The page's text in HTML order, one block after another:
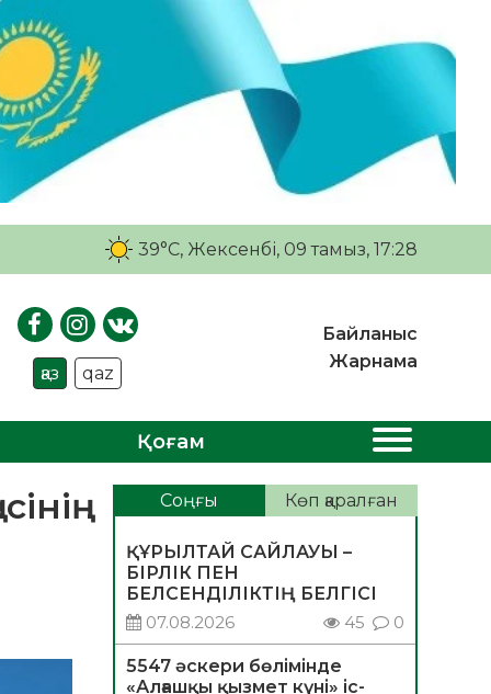
39°C, Жексенбі, 09 тамыз, 17:28
қаз qaz
Байланыс
Жарнама
Қоғам
Соңғы Көп қаралған
ҚҰРЫЛТАЙ САЙЛАУЫ –
БІРЛІК ПЕН
БЕЛСЕНДІЛІКТІҢ БЕЛГІСІ
07.08.2026
45 0
5547 әскери бөлімінде
«Алғашқы қызмет күні» іс-